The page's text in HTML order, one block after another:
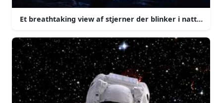
Et breathtaking view af stjerner der blinker i nattens